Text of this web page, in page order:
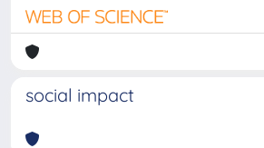
social impact